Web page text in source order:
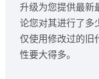
升级为您提供最新
论您对其进行了多
仅使用修改过的旧
性要大得多。